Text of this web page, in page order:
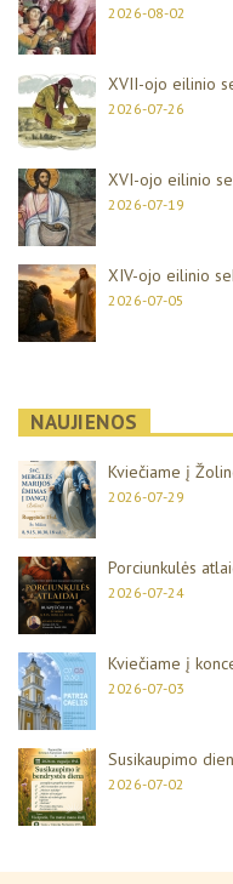
2026-08-02
XVII-ojo eilinio
2026-07-26
XVI-ojo eilinio
2026-07-19
XIV-ojo eilinio
2026-07-05
NAUJIENOS
Kviečiame į
2026-07-29
Porciunkulės
2026-07-24
Kviečiame į
2026-07-03
Susikaupimo
2026-07-02